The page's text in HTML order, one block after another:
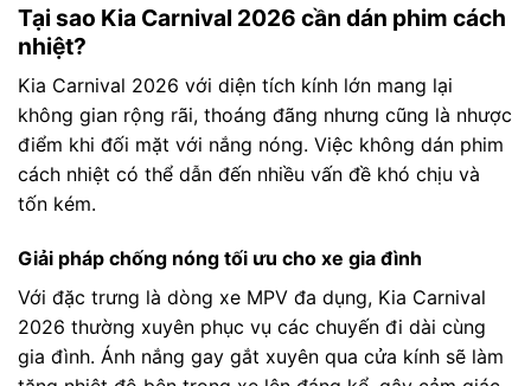
Tại sao Kia Carnival 2026 cần dán phim cách
nhiệt?
Kia Carnival 2026 với diện tích kính lớn mang lại
không gian rộng rãi, thoáng đãng nhưng cũng là nhược
điểm khi đối mặt với nắng nóng. Việc không dán phim
cách nhiệt có thể dẫn đến nhiều vấn đề khó chịu và
tốn kém.
Giải pháp chống nóng tối ưu cho xe gia đình
Với đặc trưng là dòng xe MPV đa dụng, Kia Carnival
2026 thường xuyên phục vụ các chuyến đi dài cùng
gia đình. Ánh nắng gay gắt xuyên qua cửa kính sẽ làm